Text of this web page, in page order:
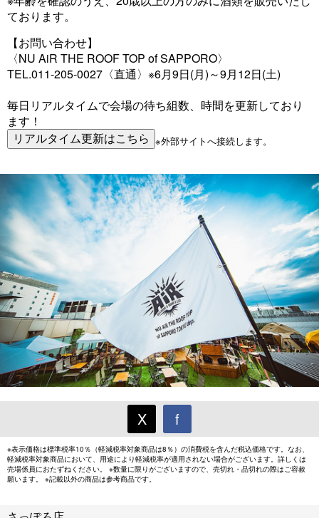
ております。
【お問い合わせ】
〈NU AiR THE ROOF TOP of SAPPORO〉
TEL.011-205-0027〈直通〉※6月9日(月)～9月12日(土)
毎日リアルタイムで会場の待ち組数、時間を更新しており
ます！
※外部サイトへ接続します。
X f
※表示価格は標準税率10％（軽減税率対象商品は8％）の消費税を含んだ税込価格です。なお、
軽減税率対象商品において、用途により軽減税率が適用されない場合がございます。詳しくは
売場係員におたずねください。 ※数量に限りがございますので、売切れ・品切れの際はご容赦
願います。 ※記載以外の商品は参考商品です。